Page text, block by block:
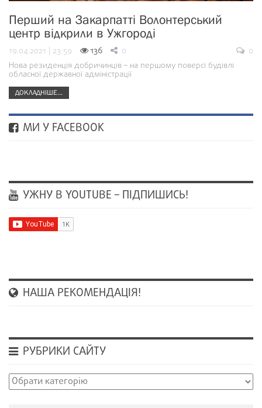
Перший на Закарпатті Волонтерський
центр відкрили в Ужгороді
19.04.2021 | 23:59 136 0
0
Нова резиденція добричинців – на першому поверсі будівлі
обласної державної адміністрації
ДОКЛАДНІШЕ...
МИ У FACEBOOK
УЖНУ В YOUTUBE – ПІДПИШИСЬ!
НАША РЕКОМЕНДАЦІЯ!
РУБРИКИ САЙТУ
Рубрики